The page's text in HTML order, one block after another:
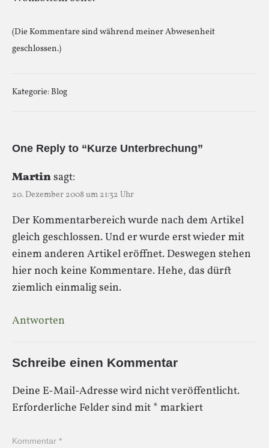
(Die Kommentare sind während meiner Abwesenheit
geschlossen.)
Kategorie:Blog
One Reply to “Kurze Unterbrechung”
Martinsagt:
20. Dezember 2008 um 21:32 Uhr
Der Kommentarbereich wurde nach dem Artikel
gleich geschlossen. Und er wurde erst wieder mit
einem anderen Artikel eröffnet. Deswegen stehen
hier noch keine Kommentare. Hehe, das dürft
ziemlich einmalig sein.
Antworten
Schreibe einen Kommentar
Deine E-Mail-Adresse wird nicht veröffentlicht.
Erforderliche Felder sind mit * markiert
Kommentar *